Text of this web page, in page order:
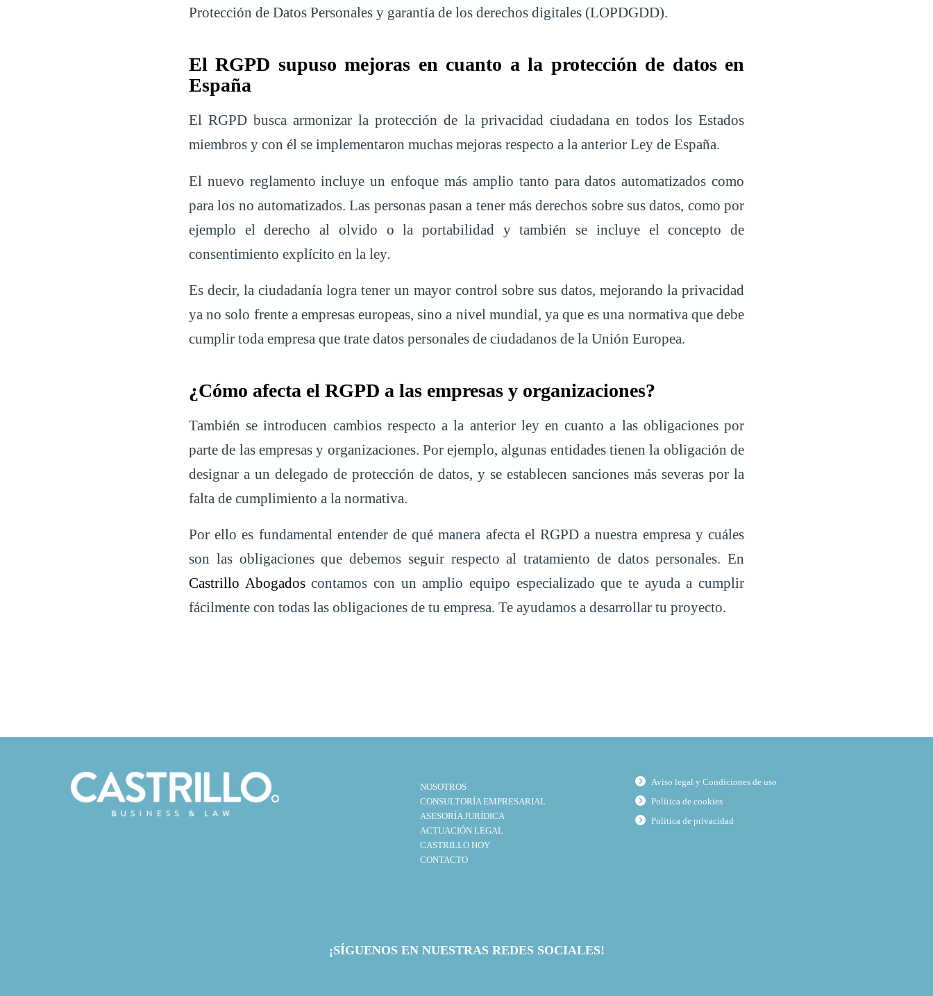
Protección de Datos Personales y garantía de los derechos digitales (LOPDGDD).
El RGPD supuso mejoras en cuanto a la protección de datos en
España
El RGPD busca armonizar la protección de la privacidad ciudadana en todos los Estados
miembros y con él se implementaron muchas mejoras respecto a la anterior Ley de España.
El nuevo reglamento incluye un enfoque más amplio tanto para datos automatizados como
para los no automatizados. Las personas pasan a tener más derechos sobre sus datos, como por
ejemplo el derecho al olvido o la portabilidad y también se incluye el concepto de
consentimiento explícito en la ley.
Es decir, la ciudadanía logra tener un mayor control sobre sus datos, mejorando la privacidad
ya no solo frente a empresas europeas, sino a nivel mundial, ya que es una normativa que debe
cumplir toda empresa que trate datos personales de ciudadanos de la Unión Europea.
¿Cómo afecta el RGPD a las empresas y organizaciones?
También se introducen cambios respecto a la anterior ley en cuanto a las obligaciones por
parte de las empresas y organizaciones. Por ejemplo, algunas entidades tienen la obligación de
designar a un delegado de protección de datos, y se establecen sanciones más severas por la
falta de cumplimiento a la normativa.
Por ello es fundamental entender de qué manera afecta el RGPD a nuestra empresa y cuáles
son las obligaciones que debemos seguir respecto al tratamiento de datos personales. En
Castrillo Abogadoscontamos con un amplio equipo especializado que te ayuda a cumplir
fácilmente con todas las obligaciones de tu empresa. Te ayudamos a desarrollar tu proyecto.
NOSOTROS
CONSULTORÍA EMPRESARIAL
ASESORÍA JURÍDICA
ACTUACIÓN LEGAL
CASTRILLO HOY
CONTACTO
Aviso legal y Condiciones de uso
Política de cookies
Política de privacidad
¡SÍGUENOS EN NUESTRAS REDES SOCIALES!